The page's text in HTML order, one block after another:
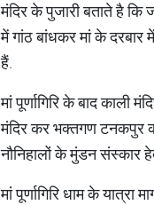
मंदिर के पुजारी बताते है कि
में गांठ बांधकर मां के दरबार
हैं.
मां पूर्णागिरि के बाद काली
मंदिर कर भक्तगण टनकपुर
नौनिहालों के मुंडन संस्कार
मां पूर्णागिरि धाम के